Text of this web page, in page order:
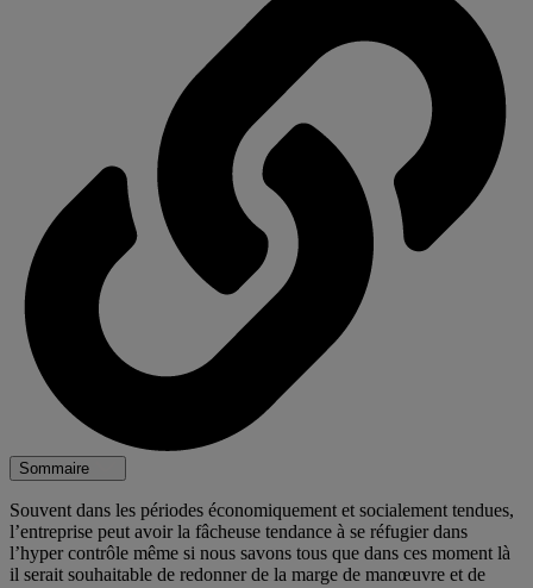
Sommaire
Souvent dans les périodes économiquement et socialement tendues,
l’entreprise peut avoir la fâcheuse tendance à se réfugier dans
l’hyper contrôle même si nous savons tous que dans ces moment là
il serait souhaitable de redonner de la marge de manœuvre et de